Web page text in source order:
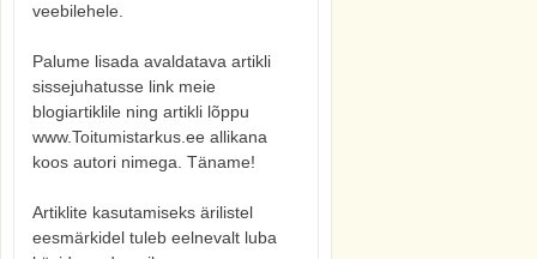
veebilehele.
Palume lisada avaldatava artikli
sissejuhatusse link meie
blogiartiklile ning artikli lõppu
www.Toitumistarkus.ee allikana
koos autori nimega. Täname!
Artiklite kasutamiseks ärilistel
eesmärkidel tuleb eelnevalt luba